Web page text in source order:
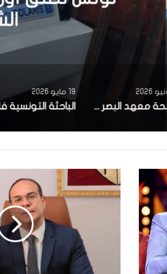
في المتوسط
مصحة معهد البصر والشبكية بالبحيرة 1 تقوم باجراء اكثر من 50 عملية جراحية لازالة الماء الابيض مجانا لفائدة عدد من اهالي قفصة الباحثة التونسية فاتن المولدي تنجح في الحصول على براءة اختراع في الولايات المتحدة الأمريكية، وذلك بعد ابتكارها محركاً هجيناً ثورياً